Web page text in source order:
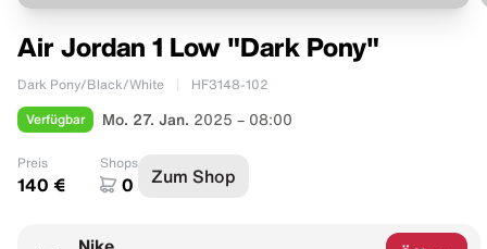
Air Jordan 1 Low "Dark Pony"
Dark Pony/Black/White HF3148-102
Verfügbar Mo. 27. Jan. 2025 – 08:00
Preis
140 €
Shops
0 Zum Shop